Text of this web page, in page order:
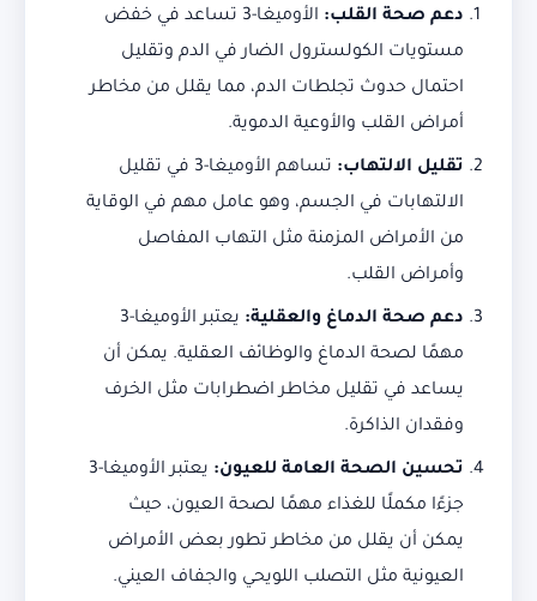
دعم صحة القلب:
الأوميغا-3 تساعد في خفض
مستويات الكولسترول الضار في الدم وتقليل
احتمال حدوث تجلطات الدم، مما يقلل من مخاطر
أمراض القلب والأوعية الدموية.
تقليل الالتهاب:
تساهم الأوميغا-3 في تقليل
الالتهابات في الجسم، وهو عامل مهم في الوقاية
من الأمراض المزمنة مثل التهاب المفاصل
وأمراض القلب.
دعم صحة الدماغ والعقلية:
يعتبر الأوميغا-3
مهمًا لصحة الدماغ والوظائف العقلية. يمكن أن
يساعد في تقليل مخاطر اضطرابات مثل الخرف
وفقدان الذاكرة.
تحسين الصحة العامة للعيون:
يعتبر الأوميغا-3
جزءًا مكملًا للغذاء مهمًا لصحة العيون، حيث
يمكن أن يقلل من مخاطر تطور بعض الأمراض
العيونية مثل التصلب اللويحي والجفاف العيني.